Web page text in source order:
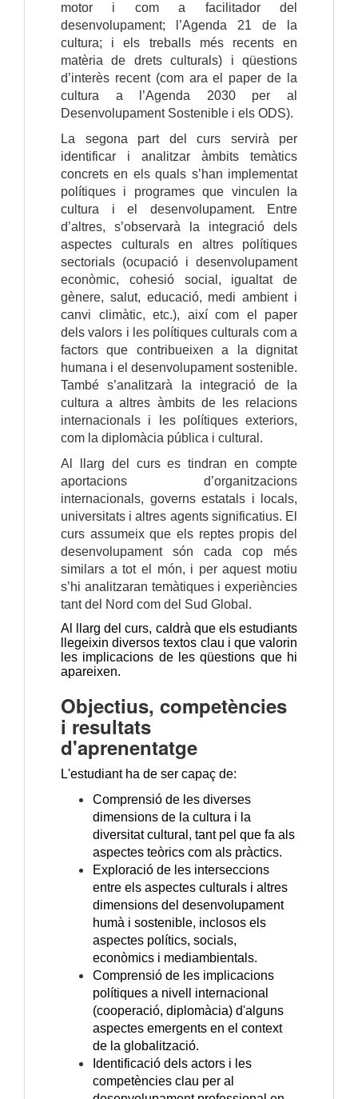
motor i com a facilitador del
desenvolupament; l’Agenda 21 de la
cultura; i els treballs més recents en
matèria de drets culturals) i qüestions
d’interès recent (com ara el paper de la
cultura a l’Agenda 2030 per al
Desenvolupament Sostenible i els ODS).
La segona part del curs servirà per
identificar i analitzar àmbits temàtics
concrets en els quals s’han implementat
polítiques i programes que vinculen la
cultura i el desenvolupament. Entre
d’altres, s’observarà la integració dels
aspectes culturals en altres polítiques
sectorials (ocupació i desenvolupament
econòmic, cohesió social, igualtat de
gènere, salut, educació, medi ambient i
canvi climàtic, etc.), així com el paper
dels valors i les polítiques culturals com a
factors que contribueixen a la dignitat
humana i el desenvolupament sostenible.
També s’analitzarà la integració de la
cultura a altres àmbits de les relacions
internacionals i les polítiques exteriors,
com la diplomàcia pública i cultural.
Al llarg del curs es tindran en compte
aportacions d’organitzacions
internacionals, governs estatals i locals,
universitats i altres agents significatius. El
curs assumeix que els reptes propis del
desenvolupament són cada cop més
similars a tot el món, i per aquest motiu
s’hi analitzaran temàtiques i experiències
tant del Nord com del Sud Global.
Al llarg del curs, caldrà que els estudiants
llegeixin diversos textos clau i que valorin
les implicacions de les qüestions que hi
apareixen.
Objectius, competències
i resultats
d'aprenentatge
L'estudiant ha de ser capaç de:
Comprensió de les diverses
dimensions de la cultura i la
diversitat cultural, tant pel que fa als
aspectes teòrics com als pràctics.
Exploració de les interseccions
entre els aspectes culturals i altres
dimensions del desenvolupament
humà i sostenible, inclosos els
aspectes polítics, socials,
econòmics i mediambientals.
Comprensió de les implicacions
polítiques a nivell internacional
(cooperació, diplomàcia) d'alguns
aspectes emergents en el context
de la globalització.
Identificació dels actors i les
competències clau per al